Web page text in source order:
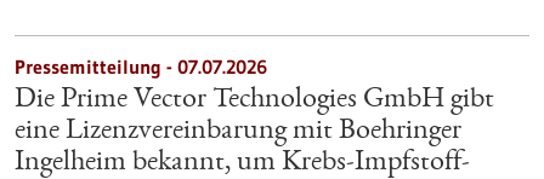
Pressemitteilung - 07.07.2026
Die Prime Vector Technologies GmbH gibt
eine Lizenzvereinbarung mit Boehringer
Ingelheim bekannt, um Krebs-Impfstoff-